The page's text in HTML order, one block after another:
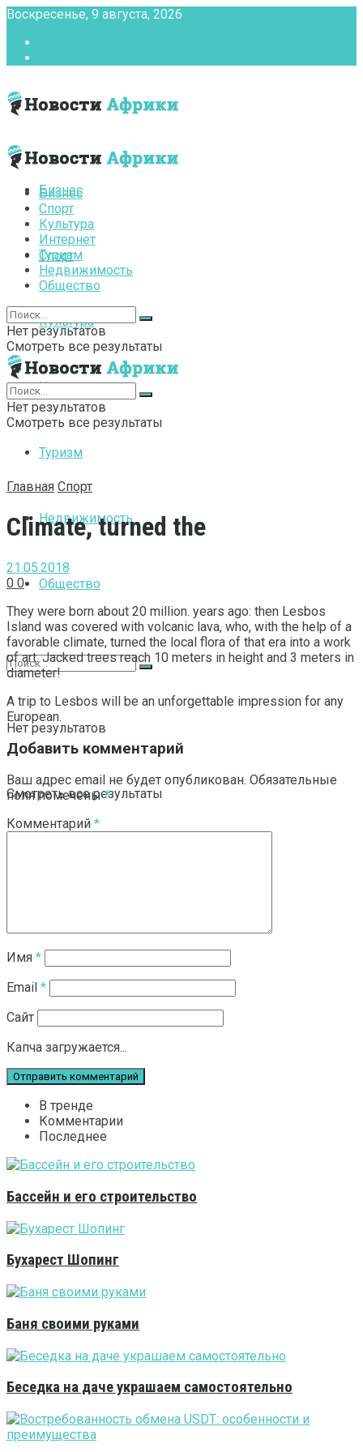
Воскресенье, 9 августа, 2026
Бизнес
Спорт
Культура
Интернет
Туризм
Недвижимость
Общество
Нет результатов
Смотреть все результаты
Бизнес
Спорт
Культура
Интернет
Туризм
Недвижимость
Общество
Нет результатов
Смотреть все результаты
Нет результатов
Смотреть все результаты
Главная Спорт
Climate, turned the
21.05.2018
0 0
They were born about 20 million. years ago: then Lesbos
Island was covered with volcanic lava, who, with the help of a
favorable climate, turned the local flora of that era into a work
of art. Jacked trees reach 10 meters in height and 3 meters in
diameter!
A trip to Lesbos will be an unforgettable impression for any
European.
Добавить комментарий
Ваш адрес email не будет опубликован. Обязательные
поля помечены*
Комментарий *
Имя *
Email *
Сайт
Капча загружается...
В тренде
Комментарии
Последнее
Бассейн и его строительство
Бухарест Шопинг
Баня своими руками
Беседка на даче украшаем самостоятельно